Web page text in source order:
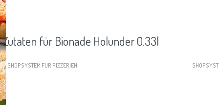
Zutaten für Bionade Holunder 0.33l
SHOPSYSTEM FÜR PIZZERIEN